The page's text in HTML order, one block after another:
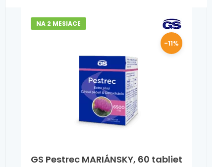
GS Pestrec MARIÁNSKY, 60 tabliet
NA 2 MESIACE
-11%